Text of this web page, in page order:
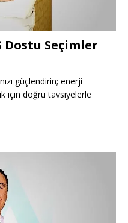
Dostu Seçimler
güçlendirin; enerji
için doğru tavsiyelerle